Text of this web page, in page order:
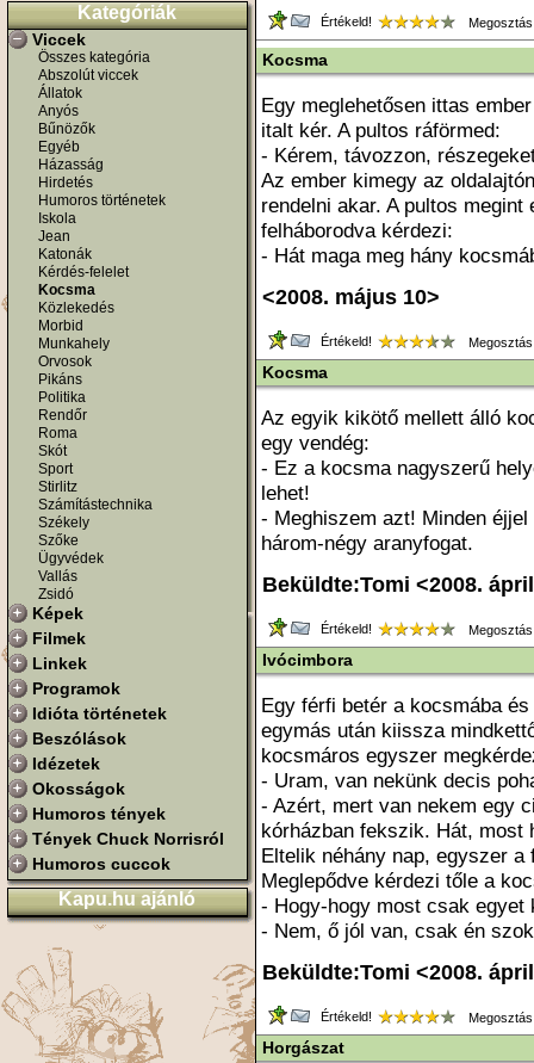
Kategóriák
Viccek
Összes kategória
Abszolút viccek
Állatok
Anyós
Bűnözők
Egyéb
Házasság
Hirdetés
Humoros történetek
Iskola
Jean
Katonák
Kérdés-felelet
Kocsma
Közlekedés
Morbid
Munkahely
Orvosok
Pikáns
Politika
Rendőr
Roma
Skót
Sport
Stirlitz
Számítástechnika
Székely
Szőke
Ügyvédek
Vallás
Zsidó
Képek
Filmek
Linkek
Programok
Idióta történetek
Beszólások
Idézetek
Okosságok
Humoros tények
Tények Chuck Norrisról
Humoros cuccok
Kapu.hu ajánló
Értékeld!
Kocsma
Egy meglehetősen ittas
italt kér. A pultos ráförmed:
- Kérem, távozzon,
Az ember kimegy az
rendelni akar. A pultos
felháborodva kérdezi:
- Hát maga meg hány
<2008. május 10>
Értékeld!
Kocsma
Az egyik kikötő mellett álló
egy vendég:
- Ez a kocsma nagyszerű
lehet!
- Meghiszem azt! Minden
három-négy aranyfogat.
Beküldte:Tomi <2008.
Értékeld!
Ivócimbora
Egy férfi betér a kocsmába
egymás után kiissza
kocsmáros egyszer
- Uram, van nekünk decis
- Azért, mert van nekem egy
kórházban fekszik. Hát, most
Eltelik néhány nap, egyszer
Meglepődve kérdezi tőle a
- Hogy-hogy most csak egyet
- Nem, ő jól van, csak én
Beküldte:Tomi <2008.
Értékeld!
Horgászat